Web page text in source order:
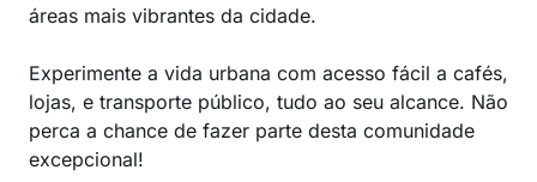
áreas mais vibrantes da cidade.
Experimente a vida urbana com acesso fácil a cafés,
lojas, e transporte público, tudo ao seu alcance. Não
perca a chance de fazer parte desta comunidade
excepcional!